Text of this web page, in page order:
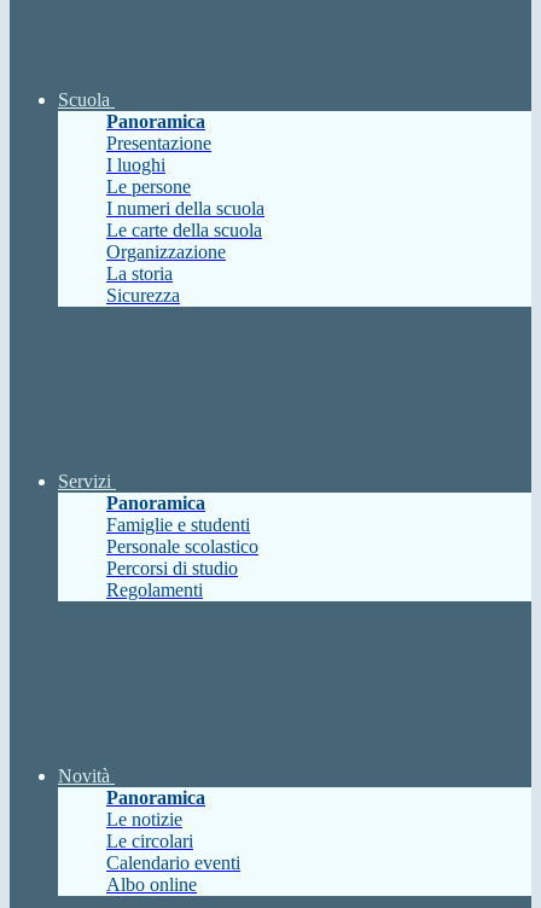
Scuola
Panoramica
Presentazione
I luoghi
Le persone
I numeri della scuola
Le carte della scuola
Organizzazione
La storia
Sicurezza
Servizi
Panoramica
Famiglie e studenti
Personale scolastico
Percorsi di studio
Regolamenti
Novità
Panoramica
Le notizie
Le circolari
Calendario eventi
Albo online